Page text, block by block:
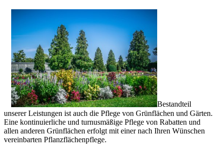
Bestandteil
unserer Leistungen ist auch die Pflege von Grünflächen und Gärten.
Eine kontinuierliche und turnusmäßige Pflege von Rabatten und
allen anderen Grünflächen erfolgt mit einer nach Ihren Wünschen
vereinbarten Pflanzflächenpflege.